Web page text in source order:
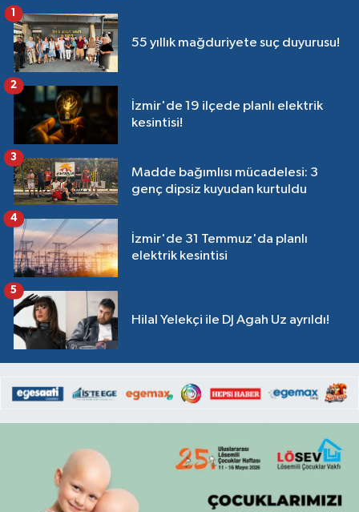
55 yıllık mağduriyete suç duyurusu!
1
İzmir'de 19 ilçede planlı elektrik
kesintisi!
2
Madde bağımlısı mücadelesi: 3
genç dipsiz kuyudan kurtuldu
3
İzmir'de 31 Temmuz'da planlı
elektrik kesintisi
4
Hilal Yelekçi ile DJ Agah Uz ayrıldı!
5